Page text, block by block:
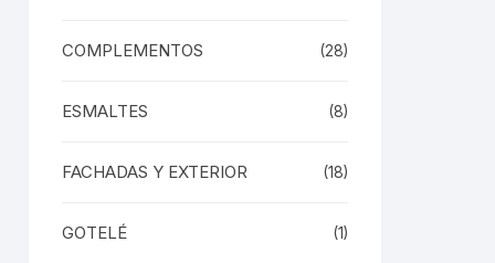
COMPLEMENTOS (28)
ESMALTES (8)
FACHADAS Y EXTERIOR (18)
GOTELÉ (1)